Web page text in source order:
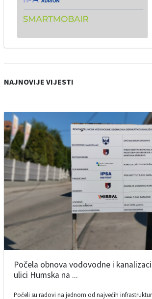
NAJNOVIJE VIJESTI
Počela obnova vodovodne i
ulici Humska na ...
Počeli su radovi na jednom od najvećih